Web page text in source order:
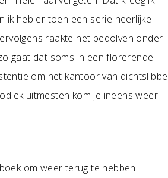
ik heb er toen een serie heerlijke
raakte het bedolven onder
gaat dat soms in een florerende
om het kantoor van
uitmesten kom je ineens weer
om weer terug te hebben